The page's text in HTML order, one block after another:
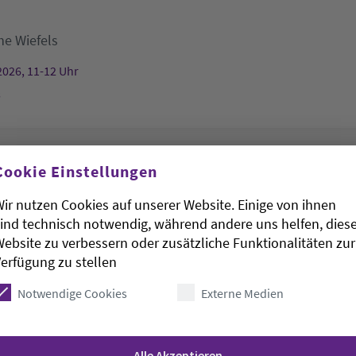
Wiefels
11-12 Uhr
hat geöffnet
Gertrudenkapelle
11-13 Uhr
Einstellungen
nutzen Cookies auf unserer Website. Einige von ihnen
technisch notwendig, während andere uns helfen,
zu verbessern oder zusätzliche Funktionalitäten zur
zu stellen
Notwendige Cookies Externe Medien